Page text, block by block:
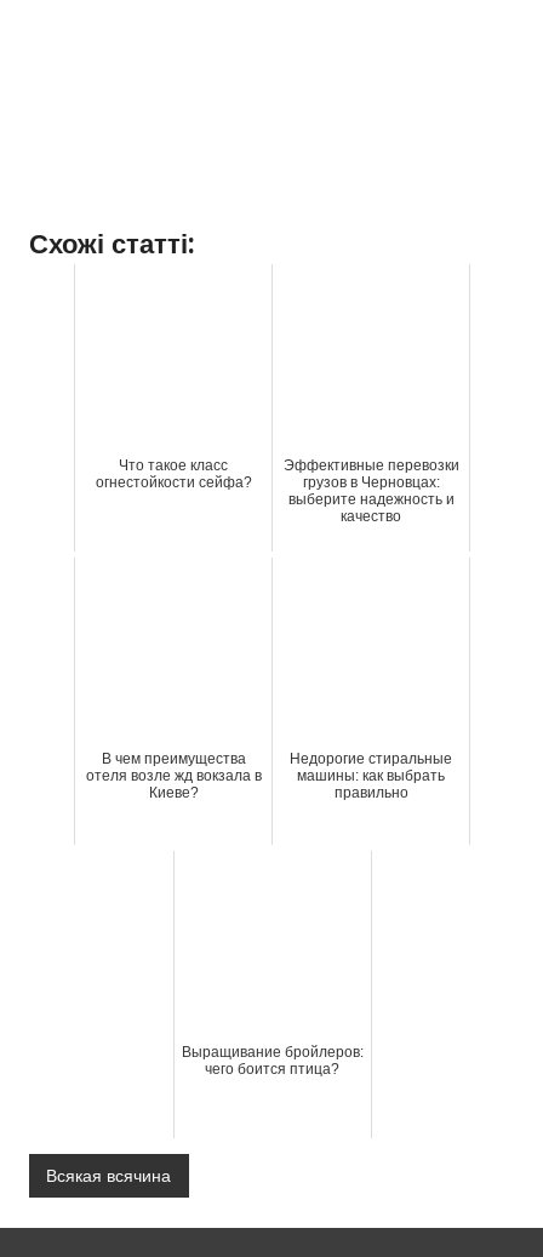
Схожі статті:
Что такое класс
огнестойкости сейфа?
Эффективные перевозки
грузов в Черновцах:
выберите надежность и
качество
В чем преимущества
отеля возле жд вокзала в
Киеве?
Недорогие стиральные
машины: как выбрать
правильно
Выращивание бройлеров:
чего боится птица?
Всякая всячина